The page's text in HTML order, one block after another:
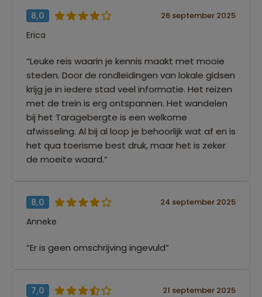
8,0 26 september 2025
Erica
“Leuke reis waarin je kennis maakt met mooie
steden. Door de rondleidingen van lokale gidsen
krijg je in iedere stad veel informatie. Het reizen
met de trein is erg ontspannen. Het wandelen
bij het Taragebergte is een welkome
afwisseling. Al bij al loop je behoorlijk wat af en is
het qua toerisme best druk, maar het is zeker
de moeite waard.”
8,0 24 september 2025
Anneke
“Er is geen omschrijving ingevuld”
7,0 21 september 2025